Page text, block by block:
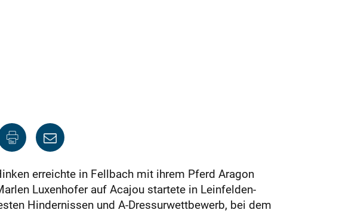
erreichte in Fellbach mit ihrem Pferd Aragon
Luxenhofer auf Acajou startete in Leinfelden-
Hindernissen und A-Dressurwettbewerb, bei dem